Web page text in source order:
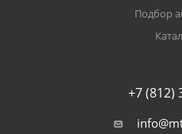
Подбор
+7 (812)